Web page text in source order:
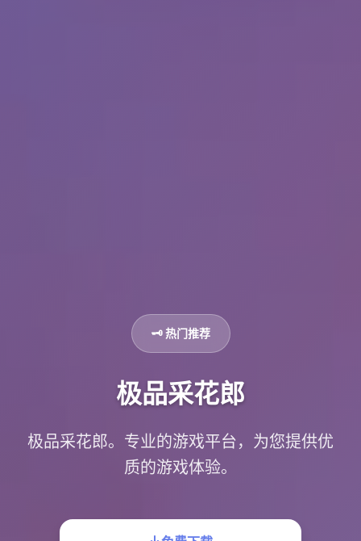
🗝️ 热门推荐
极品采花郎
极品采花郎。专业的游戏平台，为您提供优
质的游戏体验。